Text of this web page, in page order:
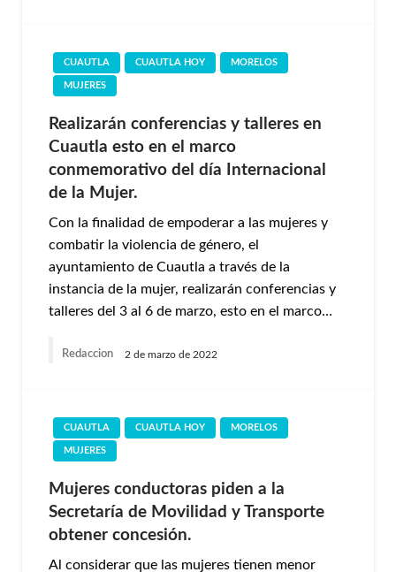
CUAUTLA CUAUTLA HOY MORELOS
MUJERES
Realizarán conferencias y talleres en
Cuautla esto en el marco
conmemorativo del día Internacional
de la Mujer.
Con la finalidad de empoderar a las mujeres y
combatir la violencia de género, el
ayuntamiento de Cuautla a través de la
instancia de la mujer, realizarán conferencias y
talleres del 3 al 6 de marzo, esto en el marco…
Redaccion 2 de marzo de 2022
CUAUTLA CUAUTLA HOY MORELOS
MUJERES
Mujeres conductoras piden a la
Secretaría de Movilidad y Transporte
obtener concesión.
Al considerar que las mujeres tienen menor